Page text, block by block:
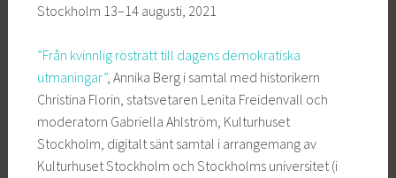
Stockholm 13–14 augusti, 2021
”Från kvinnlig rösträtt till dagens demokratiska
utmaningar”, Annika Berg i samtal med historikern
Christina Florin, statsvetaren Lenita Freidenvall och
moderatorn Gabriella Ahlström, Kulturhuset
Stockholm, digitalt sänt samtal i arrangemang av
Kulturhuset Stockholm och Stockholms universitet (i